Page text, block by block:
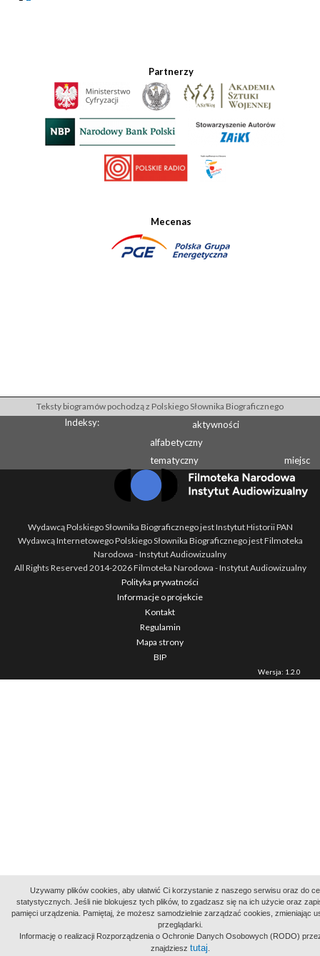
Partnerzy
Mecenas
Uzywamy plików cookies, aby ułatwić Ci korzystanie z naszego serwisu oraz do
statystycznych. Jeśli nie blokujesz tych plików, to zgadzasz się na ich użycie oraz
pamięci urządzenia. Pamiętaj, że możesz samodzielnie zarządzać cookies, zmieniając
przeglądarki.
Informację o realizacji Rozporządzenia o Ochronie Danych Osobowych (RODO)
znajdziesz tutaj
Teksty biogramów pochodzą z Polskiego Słownika Biograficznego
Indeksy:
aktywności
alfabetyczny
tematyczny
miejsc
Wydawcą Polskiego Słownika Biograficznego jest Instytut Historii PAN
Wydawcą Internetowego Polskiego Słownika Biograficznego jest Filmoteka
Narodowa - Instytut Audiowizualny
All Rights Reserved 2014-2026Filmoteka Narodowa - Instytut Audiowizualny
Polityka prywatności
Informacje o projekcie
Kontakt
Regulamin
Mapa strony
BIP
Wersja: 1.2.0